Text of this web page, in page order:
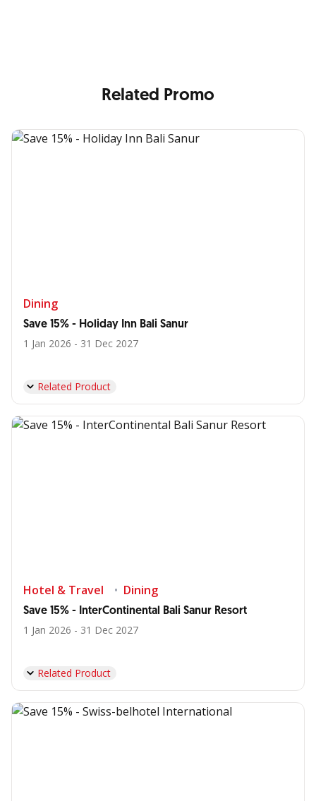
Related Promo
Dining
Save 15% - Holiday Inn Bali Sanur
1 Jan 2026 - 31 Dec 2027
Related Product
Hotel & Travel Dining
Save 15% - InterContinental Bali Sanur Resort
1 Jan 2026 - 31 Dec 2027
Related Product